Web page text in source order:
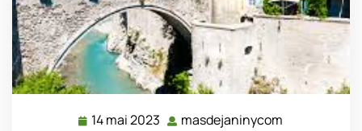
14 mai 2023 14 masdejaninycom